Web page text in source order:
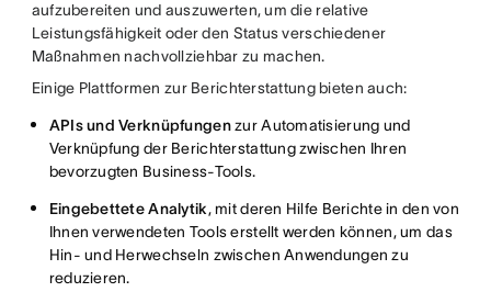
aufzubereiten und auszuwerten, um die relative
Leistungsfähigkeit oder den Status verschiedener
Maßnahmen nachvollziehbar zu machen.
Einige Plattformen zur Berichterstattung bieten auch:
APIs und Verknüpfungenzur Automatisierung und
Verknüpfung der Berichterstattung zwischen Ihren
bevorzugten Business-Tools.
Eingebettete Analytik, mit deren Hilfe Berichte in den von
Ihnen verwendeten Tools erstellt werden können, um das
Hin- und Herwechseln zwischen Anwendungen zu
reduzieren.